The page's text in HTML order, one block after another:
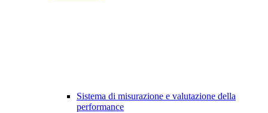
Sistema di misurazione e valutazione della
performance